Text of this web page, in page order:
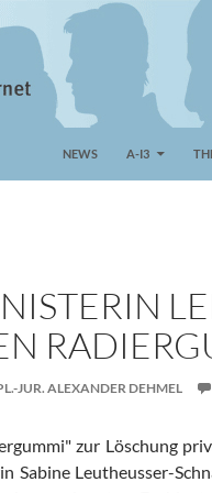
NEWS A-I3
JUR. ALEXANDER DEHMEL
zur Löschung
Sabine Leutheusser-